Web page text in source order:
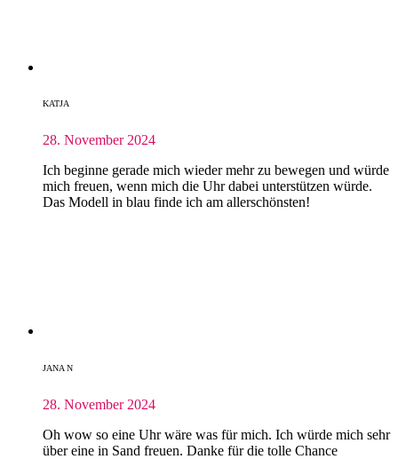
KATJA
28. November 2024
Ich beginne gerade mich wieder mehr zu bewegen und würde
mich freuen, wenn mich die Uhr dabei unterstützen würde.
Das Modell in blau finde ich am allerschönsten!
JANA N
28. November 2024
Oh wow so eine Uhr wäre was für mich. Ich würde mich sehr
über eine in Sand freuen. Danke für die tolle Chance